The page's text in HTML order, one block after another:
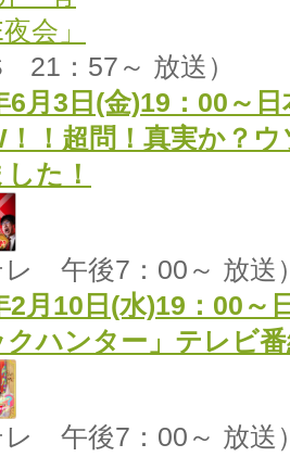
21：57～ 放送）
6月3日(金)19：00～
！！超問！真実か？
た！
レ 午後7：00～ 放送
2月10日(水)19：00～
クハンター」テレビ
レ 午後7：00～ 放送